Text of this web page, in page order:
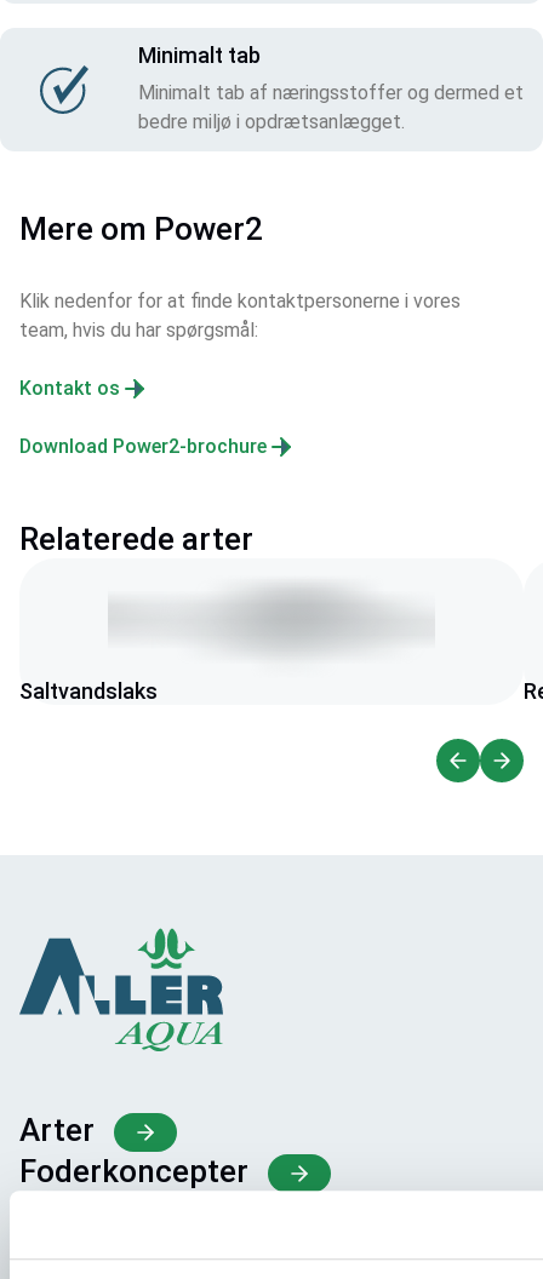
Minimalt tab
Minimalt tab af næringsstoffer og dermed et
bedre miljø i opdrætsanlægget.
Mere om Power2
Klik nedenfor for at finde kontaktpersonerne i vores
team, hvis du har spørgsmål:
Kontakt os
Download Power2-brochure
Relaterede arter
Saltvandslaks
Arter
Foderkoncepter